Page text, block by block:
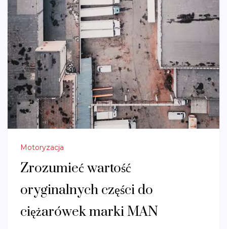
Motoryzacja
Zrozumieć wartość
oryginalnych części do
ciężarówek marki MAN